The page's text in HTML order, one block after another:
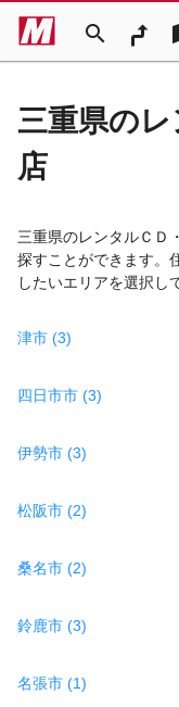
search
三重県の
店
三重県のレンタルＣＤ
探すことができます。
したいエリアを選択し
津市 (3)
四日市市 (3)
伊勢市 (3)
松阪市 (2)
桑名市 (2)
鈴鹿市 (3)
名張市 (1)